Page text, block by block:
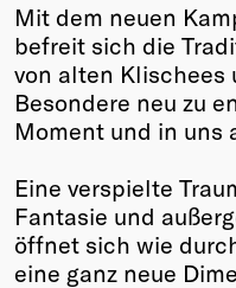
Mit dem neuen
befreit sich die
von alten Klischees
Besondere neu zu
Moment und in uns
Eine verspielte
Fantasie und
öffnet sich wie
eine ganz neue